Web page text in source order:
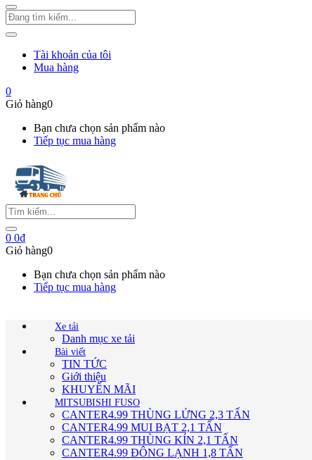
Tài khoản của tôi
Mua hàng
0
Giỏ hàng0
Bạn chưa chọn sản phẩm nào
Tiếp tục mua hàng
0 0₫
Giỏ hàng0
Bạn chưa chọn sản phẩm nào
Tiếp tục mua hàng
Xe tải
Danh mục xe tải
Bài viết
TIN TỨC
Giới thiệu
KHUYẾN MÃI
MITSUBISHI FUSO
CANTER4.99 THÙNG LỬNG 2,3 TẤN
CANTER4.99 MUI BẠT 2,1 TẤN
CANTER4.99 THÙNG KÍN 2,1 TẤN
CANTER4.99 ĐÔNG LẠNH 1,8 TẤN